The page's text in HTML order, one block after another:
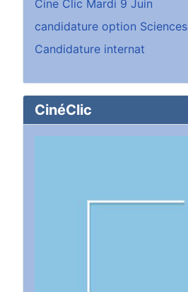
Cine Clic Mardi 9 Juin
candidature option
Candidature internat
CinéClic